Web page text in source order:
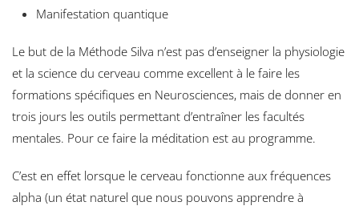
Manifestation quantique
Le but de la Méthode Silva n’est pas d’enseigner la physiologie
et la science du cerveau comme excellent à le faire les
formations spécifiques en Neurosciences, mais de donner en
trois jours les outils permettant d’entraîner les facultés
mentales. Pour ce faire la méditation est au programme.
C’est en effet lorsque le cerveau fonctionne aux fréquences
alpha (un état naturel que nous pouvons apprendre à